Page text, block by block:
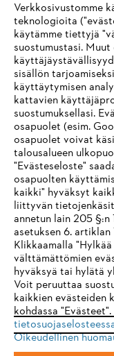
Yritys
STIHL FAQ
Palvelut
Yleiset ehdot
Evästeet
IHR
Sie nutzen einen
eine optimale
einem der
Verkkosivustomme
teknologioita
käytämme tiettyjä
suostumustasi.
sisällön
käyttäytymisen
kattavien
suostumuksellasi.
osapuolet (esim.
osapuolet voivat
talousalueen
"Evästeseloste"
osapuolten
kaikki" hyväksyt
liittyvän
annetun lain 205 §:n
asetuksen 6. artiklan
Klikkaamalla
välttämättömien
hyväksyä tai hylätä
Voit peruuttaa
kaikkien evästeiden
kohdassa
Oikeudellinen